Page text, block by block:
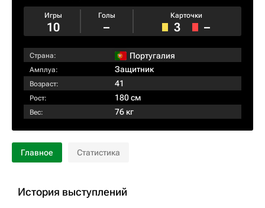
Игры
10
Голы
–
Карточки
3 –
Страна: Португалия
Амплуа: Защитник
Возраст: 41
Рост: 180 см
Вес: 76 кг
Главное Статистика
История выступлений